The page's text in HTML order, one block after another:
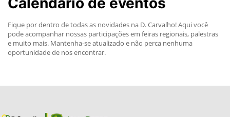
Fique por dentro de todas as novidades na D. Carvalho! Aqui você
pode acompanhar nossas participações em feiras regionais, palestras
e muito mais. Mantenha-se atualizado e não perca nenhuma
oportunidade de nos encontrar.